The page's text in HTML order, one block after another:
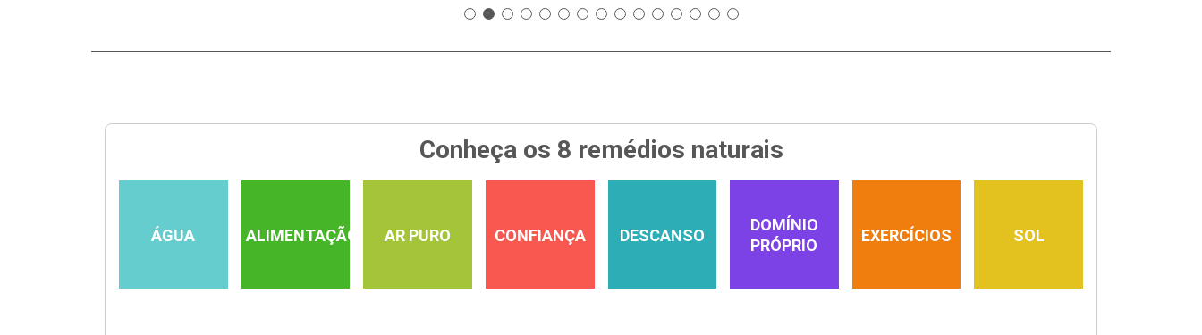
Conheça os 8 remédios naturais
ÁGUA ALIMENTAÇÃO AR PURO CONFIANÇA DESCANSO
DOMÍNIO
PRÓPRIO
EXERCÍCIOS SOL